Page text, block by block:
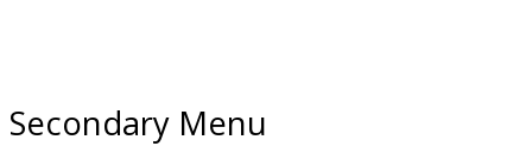
AGEN ALAT OLAHRAGA
Menyediakan Alat Olahraga
Secondary Menu